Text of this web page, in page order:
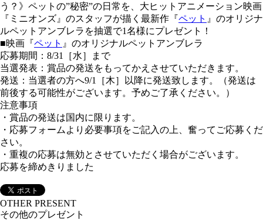
う？》ペットの”秘密”の日常を、大ヒットアニメーション映画
『ミニオンズ』のスタッフが描く最新作『ペット 』のオリジナ
ルペットアンブレラを抽選で1名様にプレゼント！
■映画『ペット 』のオリジナルペットアンブレラ
応募期間：8/31［水］まで
当選発表：賞品の発送をもってかえさせていただきます。
発送：当選者の方へ9/1［木］以降に発送致します。（発送は
前後する可能性がございます。予めご了承ください。）
注意事項
・賞品の発送は国内に限ります。
・応募フォームより必要事項をご記入の上、奮ってご応募くだ
さい。
・重複の応募は無効とさせていただく場合がございます。
応募を締めきりました
OTHER PRESENT
その他のプレゼント